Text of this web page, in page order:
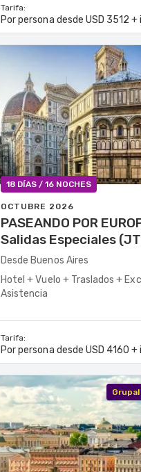
Tarifa:
Por persona desde USD 3512 +
18 DÍAS / 16 NOCHES
OCTUBRE 2026
PASEANDO POR
Salidas Especiales
Desde Buenos Aires
Hotel + Vuelo + Traslados +
Asistencia
Tarifa:
Por persona desde USD 4160 +